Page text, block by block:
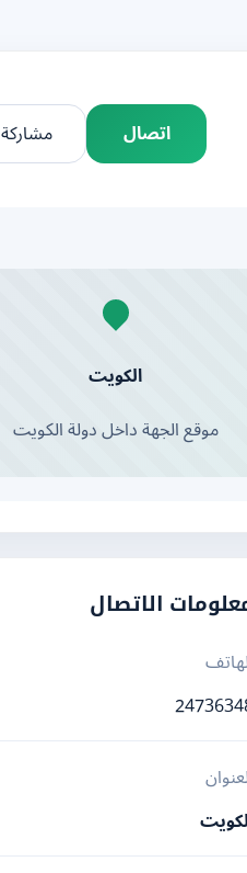
اتصال مشاركة
الكويت
موقع الجهة داخل دولة الكويت
الاتصال